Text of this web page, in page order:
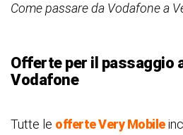
Come passare da Vodafone a
Offerte per il passaggio
Vodafone
Tutte le offerte Very Mobile